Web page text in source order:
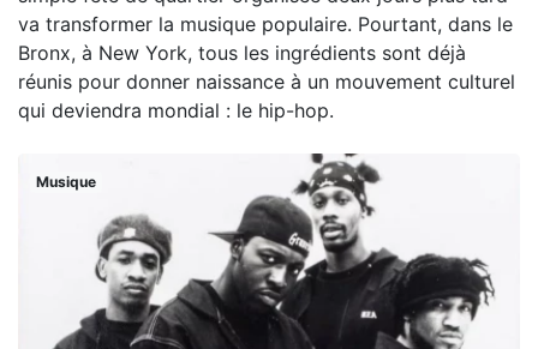
va transformer la musique populaire. Pourtant, dans le
Bronx, à New York, tous les ingrédients sont déjà
réunis pour donner naissance à un mouvement culturel
qui deviendra mondial : le hip-hop.
Musique